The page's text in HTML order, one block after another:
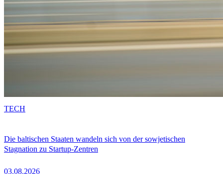
Die baltischen Staaten wandeln sich von der sowjetischen
Stagnation zu Startup-Zentren
03.08.2026
TECH